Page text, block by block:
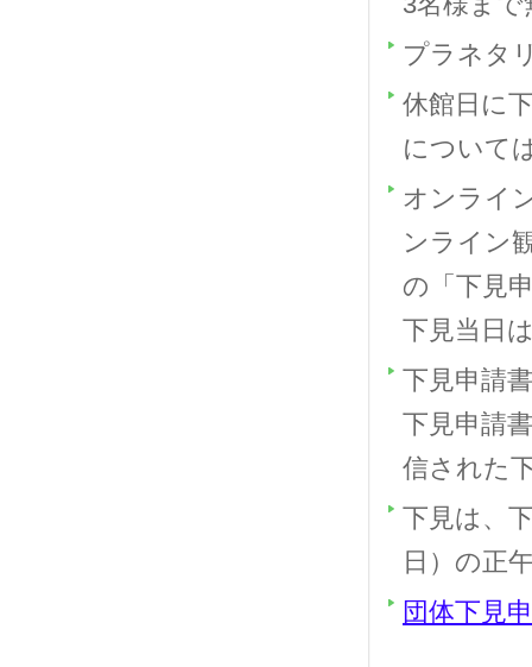
プラネタ
休館日に
について
オンライ
ンライン
の「下見
下見当日
下見申請
下見申請
信された
下見は、
日）の正
団体下見